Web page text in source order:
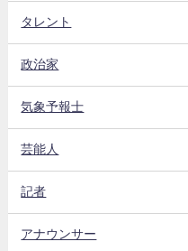
タレント
政治家
気象予報士
芸能人
記者
アナウンサー